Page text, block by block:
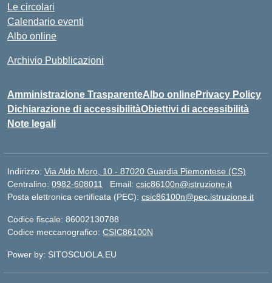
Le circolari
Calendario eventi
Albo online
Archivio Pubblicazioni
Amministrazione TrasparenteAlbo onlinePrivacy Policy
Dichiarazione di accessibilitàObiettivi di accessibilità
Note legali
Indirizzo: Via Aldo Moro, 10 - 87020 Guardia Piemontese (CS)
Centralino: 0982-608011 Email: csic86100n@istruzione.it
Posta elettronica certificata (PEC): csic86100n@pec.istruzione.it
Codice fiscale: 86002130788
Codice meccanografico: CSIC86100N
Power by: SITOSCUOLA.EU